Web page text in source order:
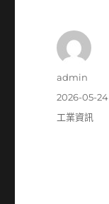
作
admin
發
2026-05-24
分
工業資訊